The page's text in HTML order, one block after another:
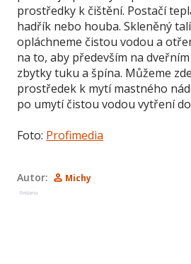
prostředky k čištění. Postačí
hadřík nebo houba. Skleněný
opláchneme čistou vodou a
na to, aby především na
zbytky tuku a špína. Můžeme
prostředek k mytí mastného
po umytí čistou vodou vytření
Foto: Profimedia
Autor: Michy
Reklama